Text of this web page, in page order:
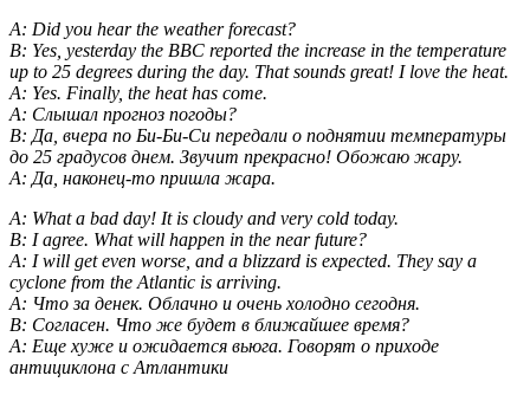
A: Did you hear the weather forecast?
B: Yes, yesterday the BBC reported the increase in the temperature
up to 25 degrees during the day. That sounds great! I love the heat.
A: Yes. Finally, the heat has come.
A: Cлышал прогноз погоды?
B: Да, вчера по Би-Би-Си передали о поднятии температуры
до 25 градусов днем. Звучит прекрасно! Обожаю жару.
A: Да, наконец-то пришла жара.
A: What a bad day! It is cloudy and very cold today.
B: I agree. What will happen in the near future?
A: I will get even worse, and a blizzard is expected. They say a
cyclone from the Atlantic is arriving.
A: Что за денек. Облачно и очень холодно сегодня.
B: Согласен. Что же будет в ближайшее время?
A: Еще хуже и ожидается вьюга. Говорят о приходе
антициклона с Атлантики